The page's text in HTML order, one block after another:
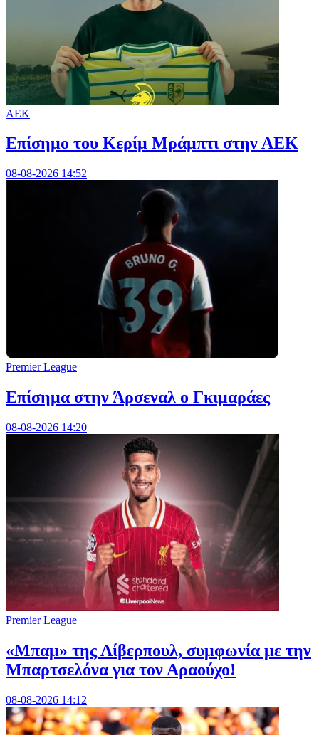
ΑΕΚ
Επίσημο του Κερίμ Μράμπτι στην ΑΕK
08-08-2026 14:52
Premier League
Επίσημα στην Άρσεναλ ο Γκιμαράες
08-08-2026 14:20
Premier League
«Μπαμ» της Λίβερπουλ, συμφωνία με την
Μπαρτσελόνα για τον Αραούχο!
08-08-2026 14:12